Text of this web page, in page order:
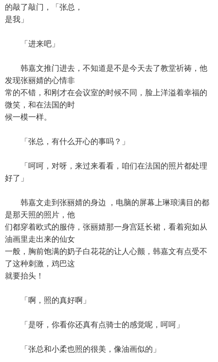
的敲了敲门，「张总，
是我」
「进来吧」
韩嘉文推门进去，不知道是不是今天去了教堂祈祷，他
发现张丽婧的心情非
常的不错，和刚才在会议室的时候不同，脸上洋溢着幸福的
微笑，和在法国的时
候一模一样。
「张总，有什么开心的事吗？」
「呵呵，对呀，来过来看看，咱们在法国的照片都处理
好了」
韩嘉文走到张丽婧的身边 ，电脑的屏幕上琳琅满目的都
是那天照的照片，他
们都穿着欧式的服侍，张丽婧那一身宫廷长裙，看着宛如从
油画里走出来的仙女
一般，胸前饱满的奶子白花花的让人心颤，韩嘉文有点受不
了这种刺激，鸡巴这
就要抬头！
「啊，照的真好啊」
「是呀，你看你还真有点骑士的感觉呢，呵呵」
「张总和小柔也照的很美，像油画似的」